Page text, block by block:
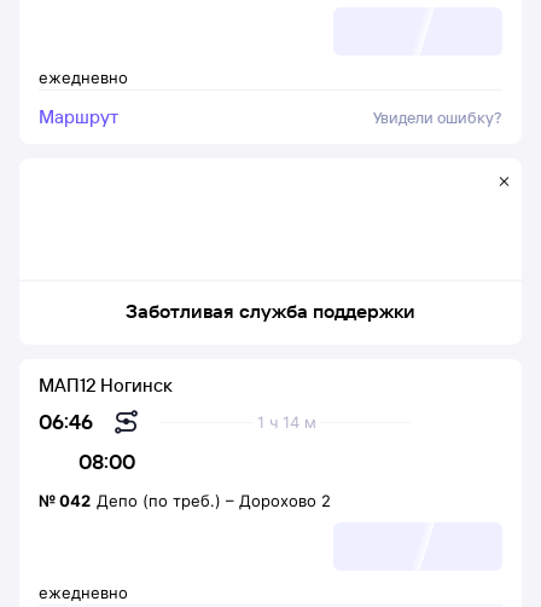
ежедневно
Маршрут Увидели ошибку?
Заботливая служба поддержки
06:46
08:00
1 ч 14 м
МАП12 Ногинск
ежедневно
№042 Депо (по треб.) – Дорохово 2